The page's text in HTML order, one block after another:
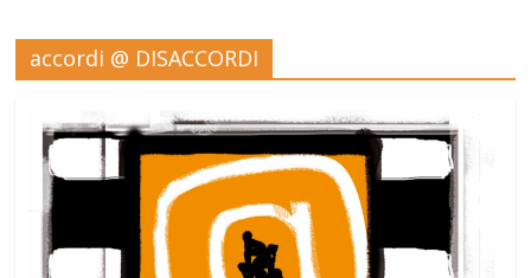
accordi @ DISACCORDI